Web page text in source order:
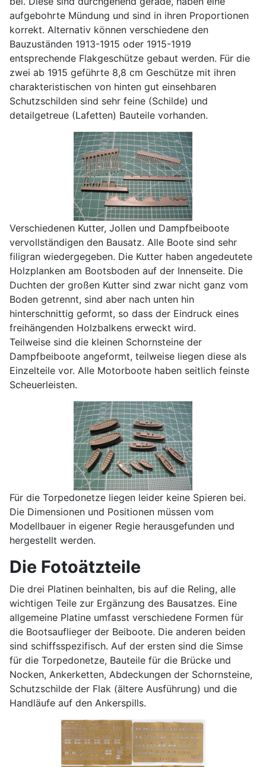
aufgebohrte Mündung und sind in ihren Proportionen
korrekt. Alternativ können verschiedene den
Bauzuständen 1913-1915 oder 1915-1919
entsprechende Flakgeschütze gebaut werden. Für die
zwei ab 1915 geführte 8,8 cm Geschütze mit ihren
charakteristischen von hinten gut einsehbaren
Schutzschilden sind sehr feine (Schilde) und
detailgetreue (Lafetten) Bauteile vorhanden.
Verschiedenen Kutter, Jollen und Dampfbeiboote
vervollständigen den Bausatz. Alle Boote sind sehr
filigran wiedergegeben. Die Kutter haben angedeutete
Holzplanken am Bootsboden auf der Innenseite. Die
Duchten der großen Kutter sind zwar nicht ganz vom
Boden getrennt, sind aber nach unten hin
hinterschnittig geformt, so dass der Eindruck eines
freihängenden Holzbalkens erweckt wird.
Teilweise sind die kleinen Schornsteine der
Dampfbeiboote angeformt, teilweise liegen diese als
Einzelteile vor. Alle Motorboote haben seitlich feinste
Scheuerleisten.
Für die Torpedonetze liegen leider keine Spieren bei.
Die Dimensionen und Positionen müssen vom
Modellbauer in eigener Regie herausgefunden und
hergestellt werden.
Die Fotoätzteile
Die drei Platinen beinhalten, bis auf die Reling, alle
wichtigen Teile zur Ergänzung des Bausatzes. Eine
allgemeine Platine umfasst verschiedene Formen für
die Bootsauflieger der Beiboote. Die anderen beiden
sind schiffsspezifisch. Auf der ersten sind die Simse
für die Torpedonetze, Bauteile für die Brücke und
Nocken, Ankerketten, Abdeckungen der Schornsteine,
Schutzschilde der Flak (ältere Ausführung) und die
Handläufe auf den Ankerspills.